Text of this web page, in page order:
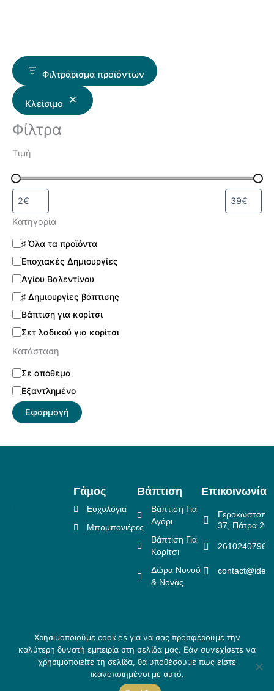
Φιλτράρισμα προϊόντων
Κλείσιμο
Φίλτρα
Τιμή
Κατηγορία
♯ Όλα τα προϊόντα
Εποχιακές Δημιουργίες
Αγίου Βαλεντίνου
♯ Δημιουργίες βάπτισης
Βάπτιση για κορίτσι
Σετ λαδικού για κορίτσι
Κατάσταση
Σε απόθεμα
Εξαντλημένο
Εφαρμογή
Γάμος
Ευχολόγια
Μπομπονιέρες
Βάπτιση
Βάπτιση Για
Αγόρι
Βάπτιση Για
Κορίτσι
Δώρα Νονού
& Νονάς
Επικοινωνία
37, Πάτρα
2610240796
Copyright ©
2026 Idea
Crafted
by
Πολιτική Επιστροφών
Πολιτική Απορρήτου
Τρόποι αποστολής & Τρόποι
πληρωμής
Χρησιμοποιούμε cookies για να σας προσφέρουμε την
καλύτερη δυνατή εμπειρία στη σελίδα μας. Εάν συνεχίσετε να
χρησιμοποιείτε τη σελίδα, θα υποθέσουμε πως είστε
ικανοποιημένοι με αυτό.